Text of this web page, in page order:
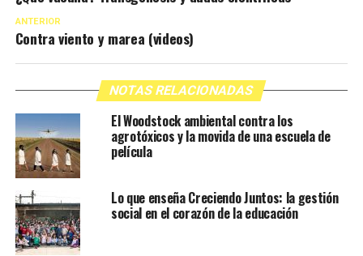
ANTERIOR
Contra viento y marea (videos)
NOTAS RELACIONADAS
El Woodstock ambiental contra los
agrotóxicos y la movida de una escuela de
película
Lo que enseña Creciendo Juntos: la gestión
social en el corazón de la educación